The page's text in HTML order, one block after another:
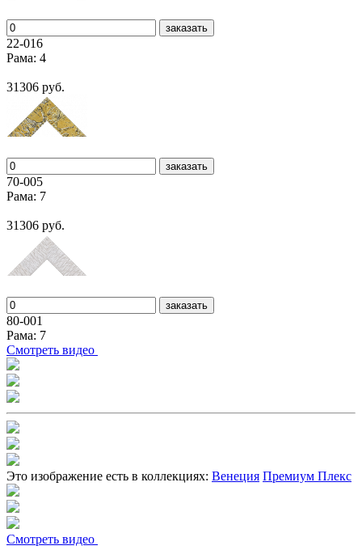
заказать
22-016
Рама: 4
31306 руб.
заказать
70-005
Рама: 7
31306 руб.
заказать
80-001
Рама: 7
Cмотреть видео
Это изображение есть в коллекциях: Венеция Премиум Плекс
Cмотреть видео